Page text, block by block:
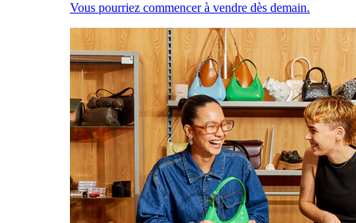
Vous pourriez commencer à vendre dès demain.